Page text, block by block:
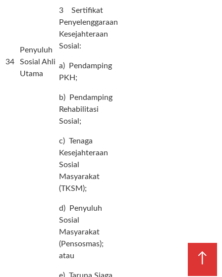
34
Penyuluh
Sosial Ahli
Utama
3 Sertifikat
Penyelenggaraan
Kesejahteraan
Sosial:
a) Pendamping
PKH;
b) Pendamping
Rehabilitasi
Sosial;
c) Tenaga
Kesejahteraan
Sosial
Masyarakat
(TKSM);
d) Penyuluh
Sosial
Masyarakat
(Pensosmas);
atau
↑